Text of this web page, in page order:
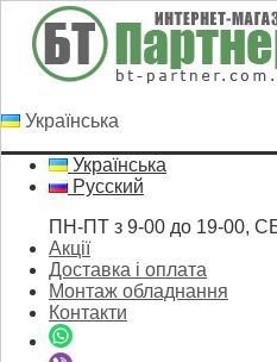
Українська
Українська
Русский
ПН-ПТ з 9-00 до 19-00,
Акції
Доставка і оплата
Монтаж обладнання
Контакти